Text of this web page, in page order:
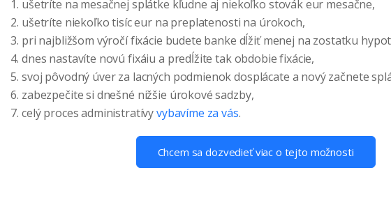
ušetríte na mesačnej splátke kľudne aj niekoľko stovák eur mesačne,
ušetríte niekoľko tisíc eur na preplatenosti na úrokoch,
pri najbližšom výročí fixácie budete banke dĺžiť menej na zostatku
dnes nastavíte novú fixáiu a predĺžite tak obdobie fixácie,
svoj pôvodný úver za lacných podmienok dosplácate a nový začnete
zabezpečite si dnešné nižšie úrokové sadzby,
celý proces administratívyvybavíme za vás.
Chcem sa dozvedieť viac o tejto možnosti